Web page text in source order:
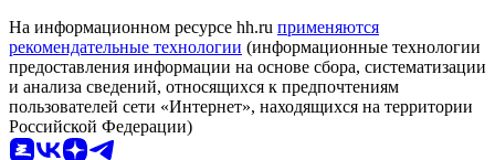
На информационном ресурсе hh.ru применяются
рекомендательные технологии (информационные технологии
предоставления информации на основе сбора, систематизации
и анализа сведений, относящихся к предпочтениям
пользователей сети «Интернет», находящихся на территории
Российской Федерации)